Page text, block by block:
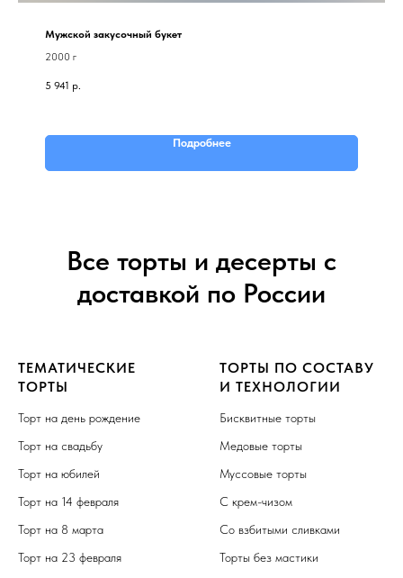
Мужской закусочный букет
2000 г
5 941 р.
Подробнее
Все торты и десерты с
доставкой по России
ТЕМАТИЧЕСКИЕ
ТОРТЫ
Торт на день рождение
Торт на свадьбу
Торт на юбилей
Торт на 14 февраля
Торт на 8 марта
Торт на 23 февраля
ТОРТЫ ПО СОСТАВУ
И ТЕХНОЛОГИИ
Бисквитные торты
Медовые торты
Муссовые торты
С крем-чизом
Со взбитыми сливками
Торты без мастики